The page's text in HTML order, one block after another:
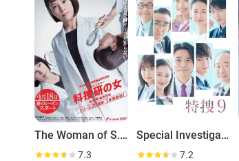
The Woman of S.R.I.
7.3
Special Investigation Nine
7.2